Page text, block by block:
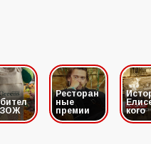
Ресторан
ные
премии
кого